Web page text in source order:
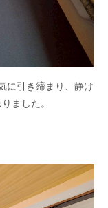
に引き締まり、静け
ました。